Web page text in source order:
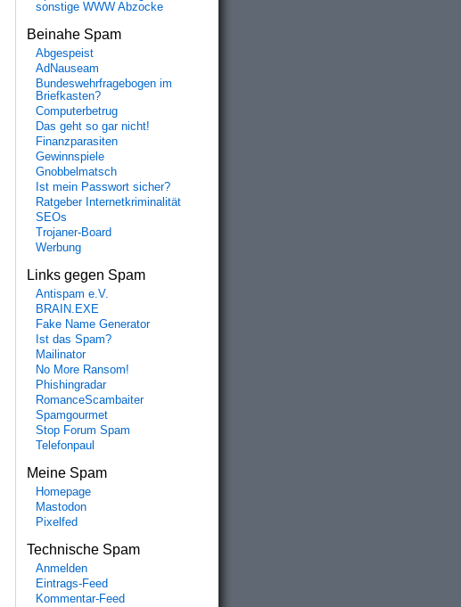
sonstige WWW Abzocke
Beinahe Spam
Abgespeist
AdNauseam
Bundeswehrfragebogen im
Briefkasten?
Computerbetrug
Das geht so gar nicht!
Finanzparasiten
Gewinnspiele
Gnobbelmatsch
Ist mein Passwort sicher?
Ratgeber Internetkriminalität
SEOs
Trojaner-Board
Werbung
Links gegen Spam
Antispam e.V.
BRAIN.EXE
Fake Name Generator
Ist das Spam?
Mailinator
No More Ransom!
Phishingradar
RomanceScambaiter
Spamgourmet
Stop Forum Spam
Telefonpaul
Meine Spam
Homepage
Mastodon
Pixelfed
Technische Spam
Anmelden
Eintrags-Feed
Kommentar-Feed